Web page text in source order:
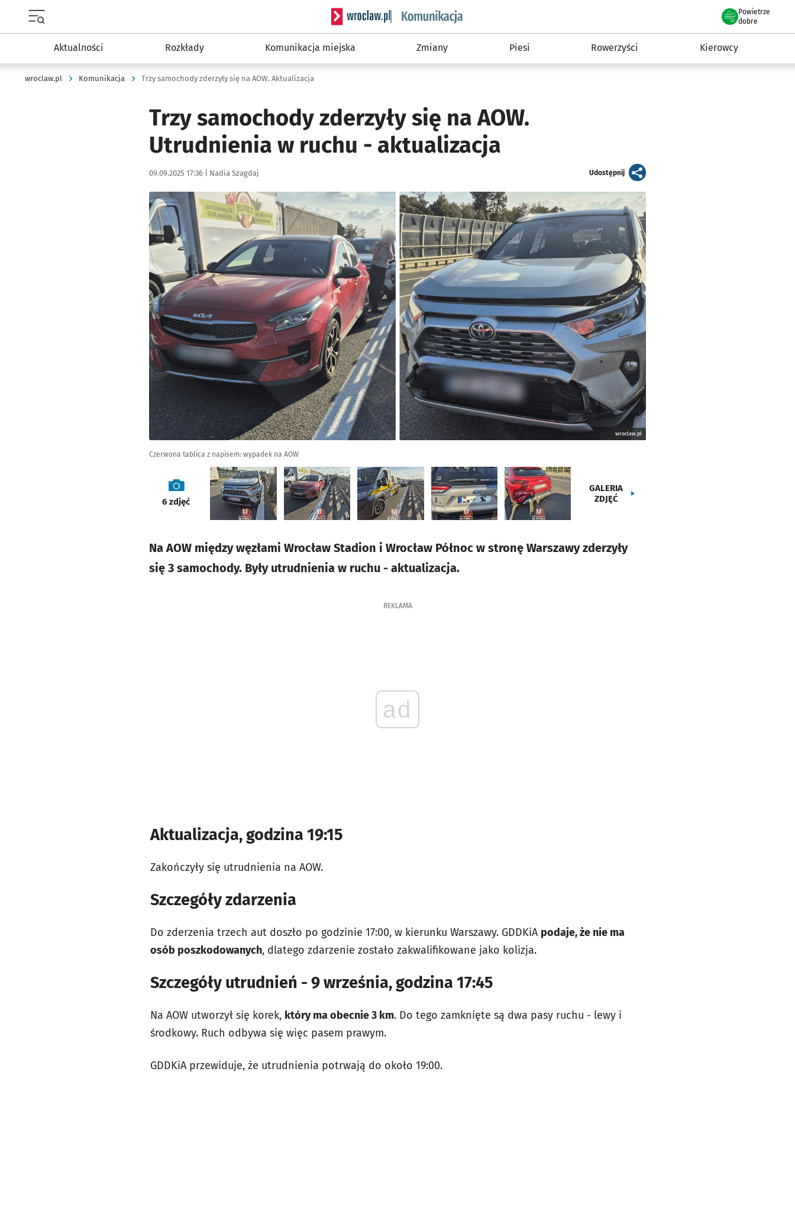
Serwis informacyjny wroclaw.pl podserwis: Komunikacja
Powietrze
we Wrocławiu
dobre
Aktualności Rozkłady Komunikacja miejska Zmiany Piesi Rowerzyści Kierowcy
wroclaw.pl Komunikacja Trzy samochody zderzyły się na AOW. Aktualizacja
Trzy samochody zderzyły się na AOW.
Utrudnienia w ruchu - aktualizacja
Data publikacji:
09.09.2025 17:36 | Autor:
Nadia Szagdaj Udostępnijartykuł
Kliknij, aby zobaczyć galerię
wroclaw.pl
Czerwona tablica z napisem: wypadek na AOW
galeria
6 zdjęć
GALERIA
ZDJĘĆ
Na AOW między węzłami Wrocław Stadion i Wrocław Północ w stronę Warszawy zderzyły
się 3 samochody. Były utrudnienia w ruchu - aktualizacja.
REKLAMA
ad
Aktualizacja, godzina 19:15
Zakończyły się utrudnienia na AOW.
Szczegóły zdarzenia
Do zderzenia trzech aut doszło po godzinie 17:00, w kierunku Warszawy. GDDKiA podaje, że nie ma
osób poszkodowanych, dlatego zdarzenie zostało zakwalifikowane jako kolizja.
Szczegóły utrudnień - 9 września, godzina 17:45
Na AOW utworzył się korek, który ma obecnie 3 km. Do tego zamknięte są dwa pasy ruchu - lewy i
środkowy. Ruch odbywa się więc pasem prawym.
GDDKiA przewiduje, że utrudnienia potrwają do około 19:00.